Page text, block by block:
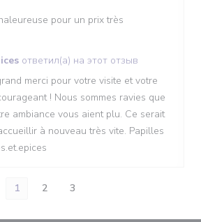
pour un prix très
ответил(а) на этот отзыв
merci pour votre visite et votre
! Nous sommes ravies que
ambiance vous aient plu. Ce serait
à nouveau très vite. Papilles
1 2 3